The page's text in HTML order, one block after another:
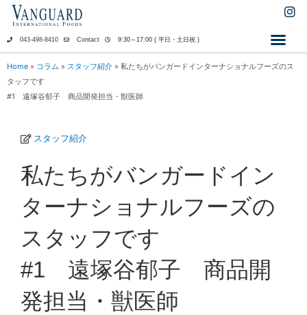
ス
キ
ッ
プ
I
g
043-498-8410 Contact 9:30～17:00 ( 平日・土日祝 )
Home » コラム » スタッフ紹介 » 私たちがバンガードインターナショナルフーズのス
タッフです
#1 遠塚谷郁子 商品開発担当・獣医師
スタッフ紹介
私たちがバンガードイン
ターナショナルフーズの
スタッフです
#1 遠塚谷郁子 商品開
発担当・獣医師